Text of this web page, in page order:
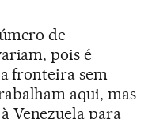
de
pois é
fronteira sem
aqui, mas
Venezuela para